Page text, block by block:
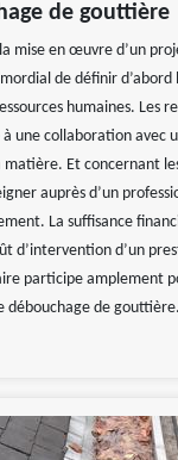
de gouttière
mise en œuvre d’un
de définir d’abord
humaines. Les
à une collaboration avec
matière. Et concernant
auprès d’un
La suffisance
d’intervention d’un
participe amplement
débouchage de gouttière.